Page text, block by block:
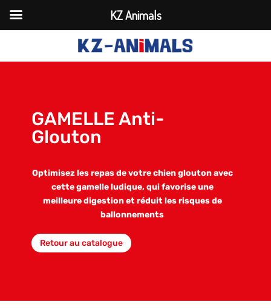
GAMELLE Anti-
Glouton
Optimisez les repas de votre chien glouton avec
cette gamelle ludique, qui favorise une
meilleure digestion et réduit les risques de
ballonnements
Retour au catalogue
KZ Animals